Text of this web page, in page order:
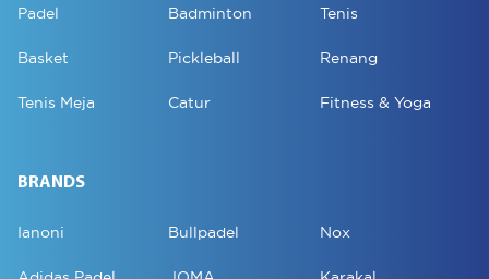
Padel Badminton Tenis
Basket Pickleball Renang
Tenis Meja Catur Fitness & Yoga
BRANDS
Ianoni Bullpadel Nox